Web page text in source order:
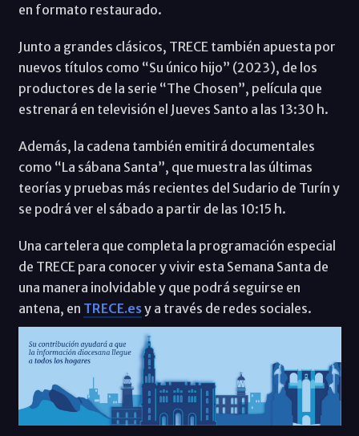
en formato restaurado.
Junto a grandes clásicos, TRECE también apuesta por
nuevos títulos como “Su único hijo” (2023), de los
productores de la serie “The Chosen”, película que
estrenará en televisión el Jueves Santo a las 13:30 h.
Además, la cadena también emitirá documentales
como “La sábana Santa”, que muestra las últimas
teorías y pruebas más recientes del Sudario de Turín y
se podrá ver el sábado a partir de las 10:15 h.
Una cartelera que completa la programación especial
de TRECE para conocer y vivir esta Semana Santa de
una manera inolvidable y que podrá seguirse en
antena, en TRECE.esy a través de redes sociales.